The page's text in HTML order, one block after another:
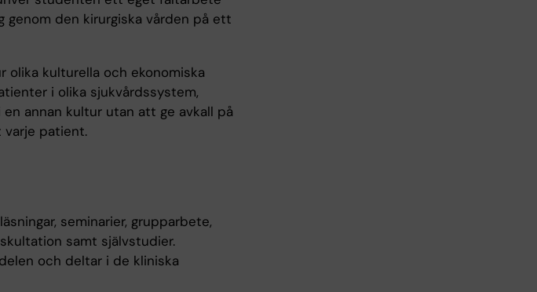
genom den kirurgiska vården på ett
kulturella och ekonomiska
i olika sjukvårdssystem,
annan kultur utan att ge avkall på
patient.
seminarier, grupparbete,
samt självstudier.
och deltar i de kliniska